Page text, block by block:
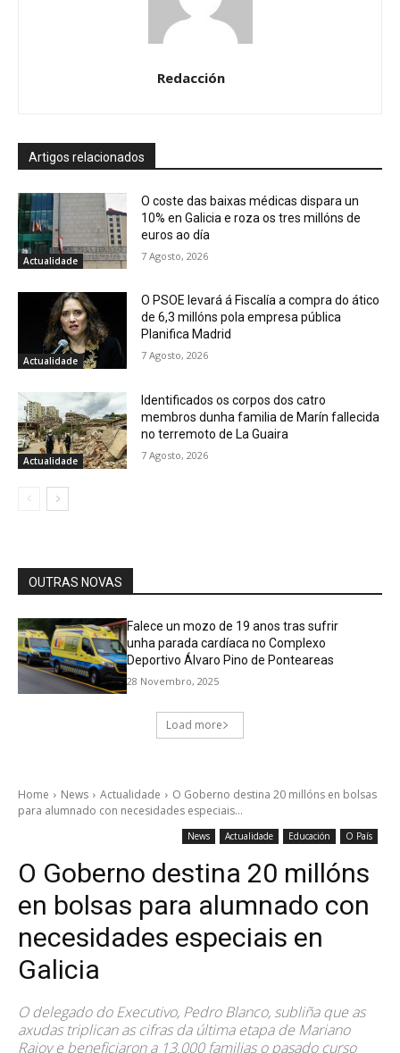
Redacción
Artigos relacionados
Actualidade
O coste das baixas médicas dispara un
10% en Galicia e roza os tres millóns de
euros ao día
7 Agosto, 2026
Actualidade
O PSOE levará á Fiscalía a compra do ático
de 6,3 millóns pola empresa pública
Planifica Madrid
7 Agosto, 2026
Actualidade
Identificados os corpos dos catro
membros dunha familia de Marín fallecida
no terremoto de La Guaira
7 Agosto, 2026
OUTRAS NOVAS
Falece un mozo de 19 anos tras sufrir
unha parada cardíaca no Complexo
Deportivo Álvaro Pino de Ponteareas
28 Novembro, 2025
Load more